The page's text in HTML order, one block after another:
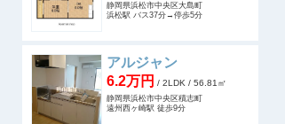
静岡県浜松市中央区大島町
浜松駅 バス37分→停歩5分
アルジャン
6.2万円 / 2LDK/ 56.81㎡
静岡県浜松市中央区積志町
遠州西ヶ崎駅 徒歩9分